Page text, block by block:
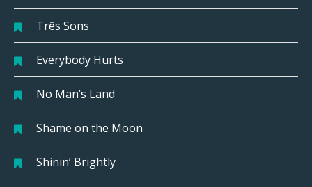
Três Sons
Everybody Hurts
No Man’s Land
Shame on the Moon
Shinin’ Brightly